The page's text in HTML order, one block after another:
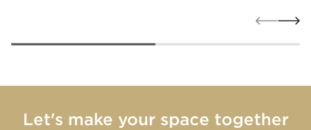
Let's make your space together